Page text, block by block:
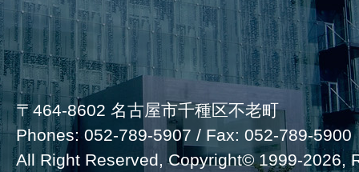
〒464-8602 名古屋市千種区不老町
Phones: 052-789-5907 / Fax: 052-789-5900
All Right Reserved, Copyright©1999-2026,